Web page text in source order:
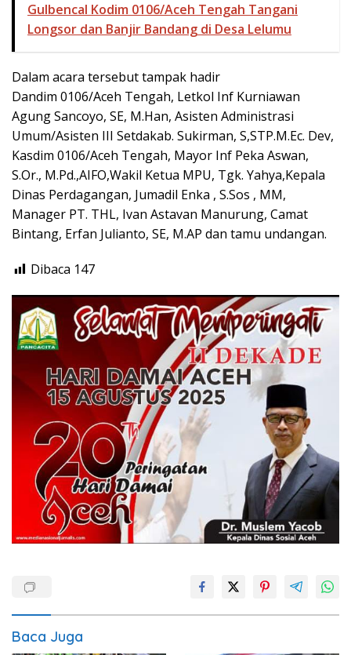
Gulbencal Kodim 0106/Aceh Tengah Tangani
Longsor dan Banjir Bandang di Desa Lelumu
Dalam acara tersebut tampak hadir
Dandim 0106/Aceh Tengah, Letkol Inf Kurniawan
Agung Sancoyo, SE, M.Han, Asisten Administrasi
Umum/Asisten III Setdakab. Sukirman, S,STP.M.Ec. Dev,
Kasdim 0106/Aceh Tengah, Mayor Inf Peka Aswan,
S.Or., M.Pd.,AIFO,Wakil Ketua MPU, Tgk. Yahya,Kepala
Dinas Perdagangan, Jumadil Enka , S.Sos , MM,
Manager PT. THL, Ivan Astavan Manurung, Camat
Bintang, Erfan Julianto, SE, M.AP dan tamu undangan.
Dibaca 147
Baca Juga